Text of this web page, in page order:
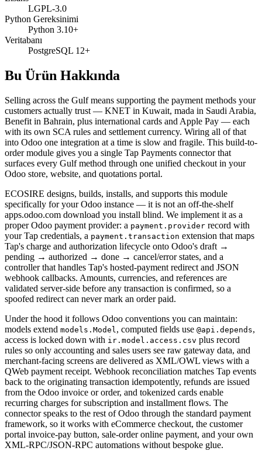
LGPL-3.0
Python Gereksinimi
Python 3.10+
Veritabanı
PostgreSQL 12+
Bu Ürün Hakkında
Selling across the Gulf means supporting the payment methods your
customers actually trust — KNET in Kuwait, mada in Saudi Arabia,
Benefit in Bahrain, plus international cards and Apple Pay — each
with its own SCA rules and settlement currency. Wiring all of that
into Odoo one integration at a time is slow and fragile. This build-to-
order module gives you a single Tap Payments connector that
surfaces every Gulf method through one unified checkout in your
Odoo store, website, and quotations portal.
ECOSIRE designs, builds, installs, and supports this module
specifically for your Odoo instance — it is not an off-the-shelf
apps.odoo.com download you install blind. We implement it as a
proper Odoo payment provider: a payment.provider record with
your Tap credentials, a payment.transaction extension that maps
Tap's charge and authorization lifecycle onto Odoo's draft →
pending → authorized → done → cancel/error states, and a
controller that handles Tap's hosted-payment redirect and JSON
webhook callbacks. Amounts, currencies, and references are
validated server-side before any transaction is confirmed, so a
spoofed redirect can never mark an order paid.
Under the hood it follows Odoo conventions you can maintain:
models extend models.Model, computed fields use @api.depends,
access is locked down with ir.model.access.csv plus record
rules so only accounting and sales users see raw gateway data, and
merchant-facing screens are delivered as XML/OWL views with a
QWeb payment receipt. Webhook reconciliation matches Tap events
back to the originating transaction idempotently, refunds are issued
from the Odoo invoice or order, and tokenized cards enable
recurring charges for subscription and installment flows. The
connector speaks to the rest of Odoo through the standard payment
framework, so it works with eCommerce checkout, the customer
portal invoice-pay button, sale-order online payment, and your own
XML-RPC/JSON-RPC automations without bespoke glue.